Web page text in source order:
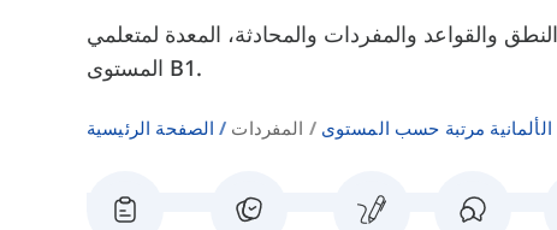
والقواعد والمفردات والمحادثة، المعدة لمتعلمي
المستوى B1.
الصفحة الرئيسية المفردات الألمانية مرتبة حسب المستوى